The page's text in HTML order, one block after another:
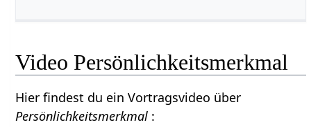
Video Persönlichkeitsmerkmal
Hier findest du ein Vortragsvideo über
Persönlichkeitsmerkmal :